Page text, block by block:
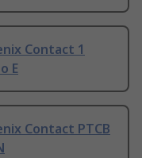
Contact 1
E
Contact PTCB